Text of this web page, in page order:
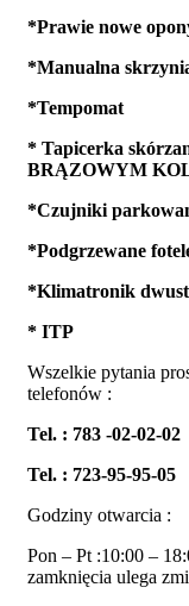
*Prawie nowe
*Manualna
*Tempomat
* Tapicerka
BRĄZOWYM
*Czujniki
*Podgrzewane
*Klimatronik
* ITP
Wszelkie pytania
telefonów :
Tel. : 783 -02-02-02
Tel. : 723-95-95-05
Godziny otwarcia :
Pon – Pt :10:00 –
zamknięcia ulega